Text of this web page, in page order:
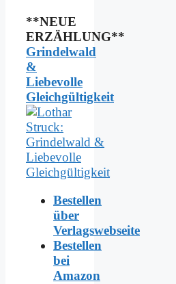
**NEUE
ERZÄHLUNG**
Grindelwald
&
Liebevolle
Gleichgültigkeit
Bestellen
über
Verlagswebseite
Bestellen
bei
Amazon